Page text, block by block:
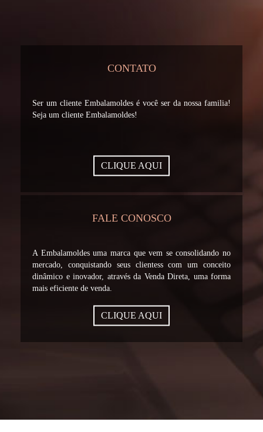
CONTATO
Ser um cliente Embalamoldes é você ser da nossa familia!
Seja um cliente Embalamoldes!
CLIQUE AQUI
FALE CONOSCO
A Embalamoldes uma marca que vem se consolidando no
mercado, conquistando seus clientess com um conceito
dinâmico e inovador, através da Venda Direta, uma forma
mais eficiente de venda.
CLIQUE AQUI